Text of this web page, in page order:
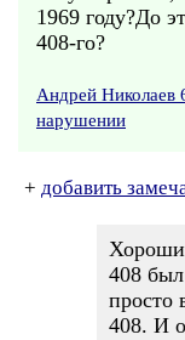
1969 году?До
408-го?
Андрей Николаев
нарушении
+ добавить
408
просто
408. И